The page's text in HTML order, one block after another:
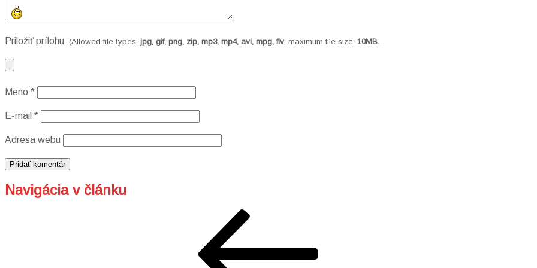
Priložiť prílohu (Allowed file types: jpg, gif, png, zip, mp3, mp4, avi, mpg, flv , maximum file size: 10MB.
Meno *
E-mail *
Adresa webu
Navigácia v článku